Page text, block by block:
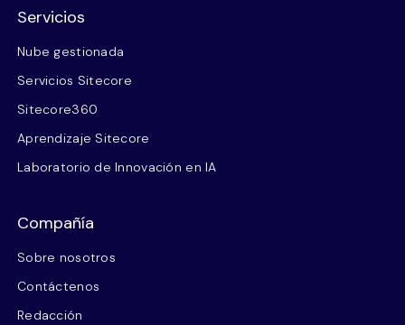
Servicios
Nube gestionada
Servicios Sitecore
Sitecore360
Aprendizaje Sitecore
Laboratorio de Innovación en IA
Compañía
Sobre nosotros
Contáctenos
Redacción